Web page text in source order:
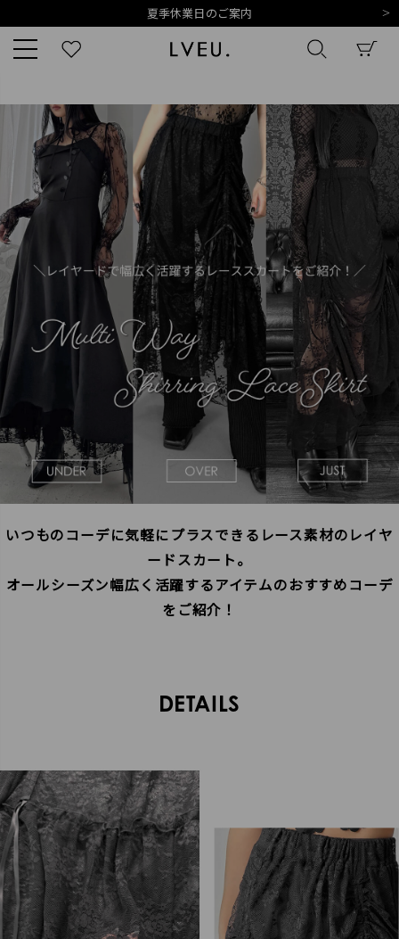
夏季休業日のご案内
10,000円以上ご購入で送料無料
令和8年熊本地震の影響によるお荷物のお届けについて
キーワード
商品番号
販売タイプ
再入荷 SALE
商品タイプ
ORIGINAL HIT ITEM
表示する
検索
いつものコーデに気軽にプラスできるレース素材のレイヤ
ードスカート。
オールシーズン幅広く活躍するアイテムのおすすめコーデ
をご紹介！
DETAILS